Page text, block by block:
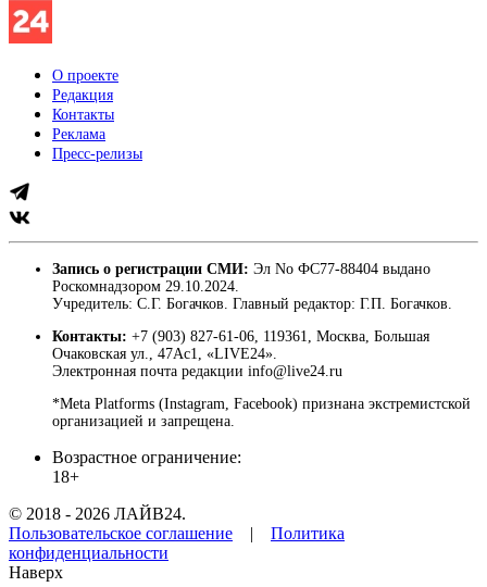
О проекте
Редакция
Контакты
Реклама
Пресс-релизы
Запись о регистрации СМИ: Эл No ФС77-88404 выдано
Роскомнадзором 29.10.2024.
Учредитель: С.Г. Богачков. Главный редактор: Г.П. Богачков.
Контакты: +7 (903) 827-61-06, 119361, Москва, Большая
Очаковская ул., 47Ас1, «LIVE24».
Электронная почта редакции info@live24.ru
*Meta Platforms (Instagram, Facebook) признана экстремистской
организацией и запрещена.
Возрастное ограничение:
18+
© 2018 - 2026 ЛАЙВ24.
Пользовательское соглашение | Политика
конфиденциальности
Наверх